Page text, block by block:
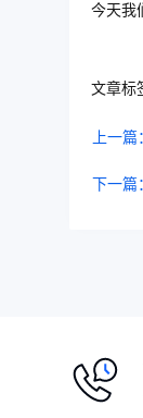
今天我
文章标
上一
下一篇